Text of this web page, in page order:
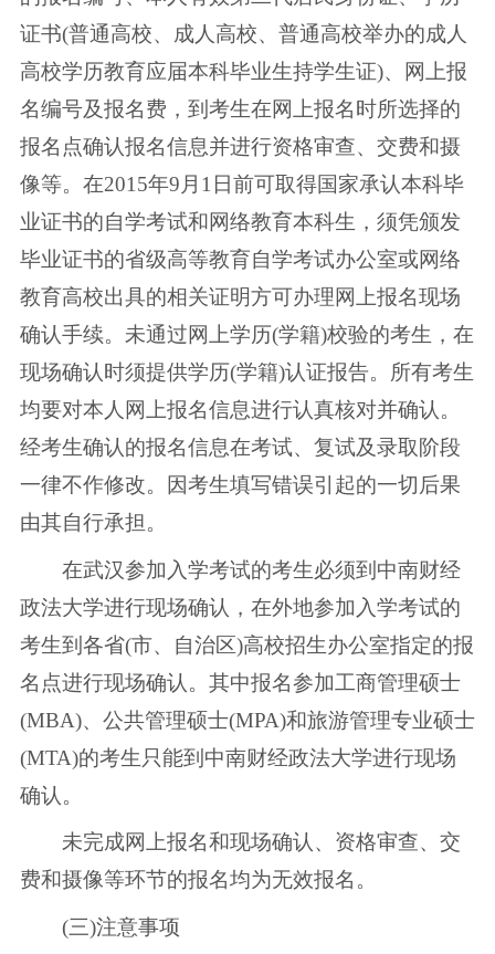
证书(普通高校、成人高校、普通高校举办的成人
高校学历教育应届本科毕业生持学生证)、网上报
名编号及报名费，到考生在网上报名时所选择的
报名点确认报名信息并进行资格审查、交费和摄
像等。在2015年9月1日前可取得国家承认本科毕
业证书的自学考试和网络教育本科生，须凭颁发
毕业证书的省级高等教育自学考试办公室或网络
教育高校出具的相关证明方可办理网上报名现场
确认手续。未通过网上学历(学籍)校验的考生，在
现场确认时须提供学历(学籍)认证报告。所有考生
均要对本人网上报名信息进行认真核对并确认。
经考生确认的报名信息在考试、复试及录取阶段
一律不作修改。因考生填写错误引起的一切后果
由其自行承担。
在武汉参加入学考试的考生必须到中南财经
政法大学进行现场确认，在外地参加入学考试的
考生到各省(市、自治区)高校招生办公室指定的报
名点进行现场确认。其中报名参加工商管理硕士
(MBA)、公共管理硕士(MPA)和旅游管理专业硕士
(MTA)的考生只能到中南财经政法大学进行现场
确认。
未完成网上报名和现场确认、资格审查、交
费和摄像等环节的报名均为无效报名。
(三)注意事项